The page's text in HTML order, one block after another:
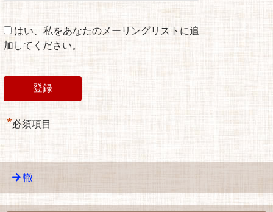
はい、私をあなたのメーリングリストに追
加してください。
*必須項目
轍